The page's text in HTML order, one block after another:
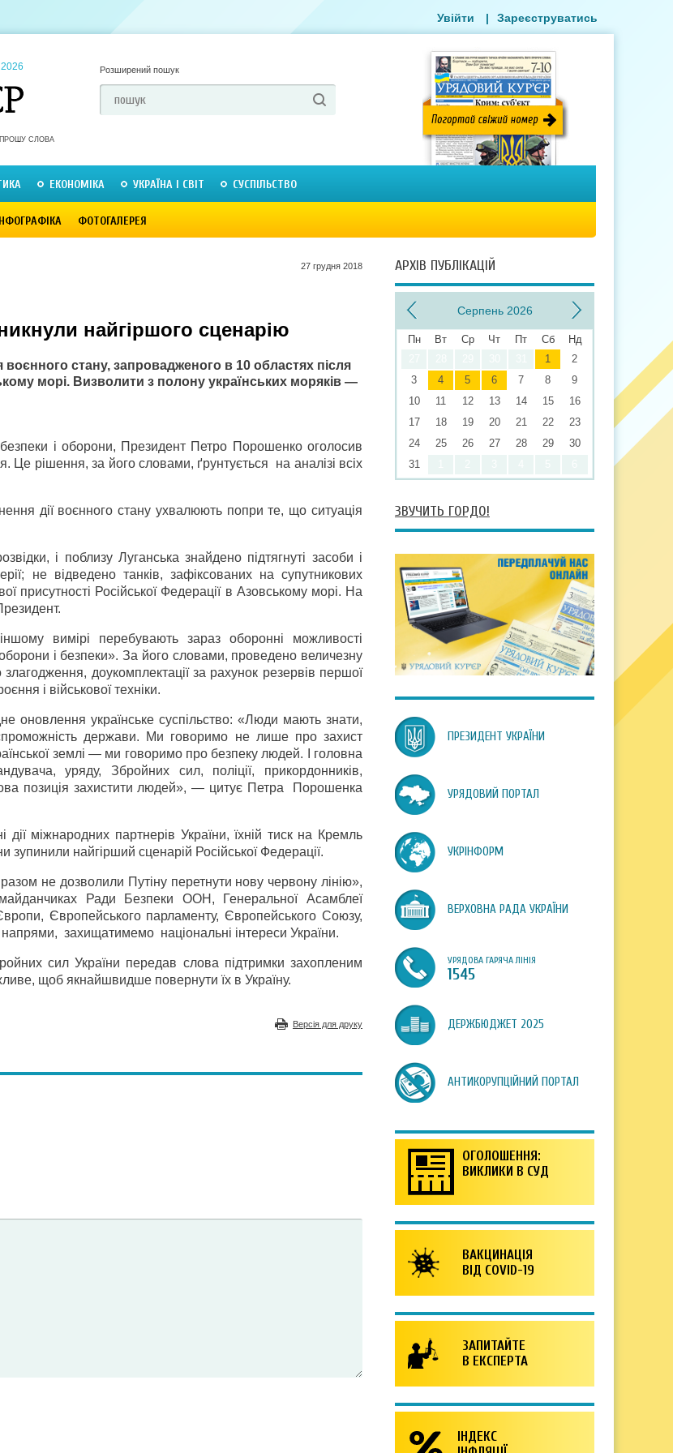
Розширений пошук
ПРОШУ СЛОВА
ЕКОНОМІКА УКРАЇНА І СВІТ СУСПІЛЬСТВО
ФОТОГАЛЕРЕЯ
Увійти | Зареєструватись
27 грудня 2018
найгіршого сценарію
воєнного стану, запровадженого в 10 областях після
морі. Визволити з полону українських моряків —
і оборони, Президент Петро Порошенко оголосив
Це рішення, за його словами, ґрунтується на аналізі всіх
дії воєнного стану ухвалюють попри те, що ситуація
і поблизу Луганська знайдено підтягнуті засоби і
не відведено танків, зафіксованих на супутникових
присутності Російської Федерації в Азовському морі. На
вимірі перебувають зараз оборонні можливості
і безпеки». За його словами, проведено величезну
доукомплектації за рахунок резервів першої
і військової техніки.
оновлення українське суспільство: «Люди мають знати,
держави. Ми говоримо не лише про захист
землі — ми говоримо про безпеку людей. І головна
уряду, Збройних сил, поліції, прикордонників,
позиція захистити людей», — цитує Петра Порошенка
міжнародних партнерів України, їхній тиск на Кремль
найгірший сценарій Російської Федерації.
не дозволили Путіну перетнути нову червону лінію»,
Ради Безпеки ООН, Генеральної Асамблеї
Європейського парламенту, Європейського Союзу,
напрями, захищатимемо національні інтереси України.
сил України передав слова підтримки захопленим
щоб якнайшвидше повернути їх в Україну.
Версія для друку
АРХІВ ПУБЛІКАЦІЙ
Серпень 2026
Пн Вт Ср Чт Пт Сб
Нд
1
2
3
4 5 6 7 8
9
10
11 12 13 14 15
16
17
18 19 20 21 22
23
24
25 26 27 28 29
30
31
ЗВУЧИТЬ ГОРДО!
ПРЕЗИДЕНТ УКРАЇНИ
УРЯДОВИЙ ПОРТАЛ
УКРІНФОРМ
ВЕРХОВНА РАДА УКРАЇНИ
УРЯДОВА ГАРЯЧА ЛІНІЯ
1545
ДЕРЖБЮДЖЕТ 2025
АНТИКОРУПЦІЙНИЙ ПОРТАЛ
ОГОЛОШЕННЯ:
ВИКЛИКИ В СУД
ВАКЦИНАЦІЯ
ВІД COVID-19
ЗАПИТАЙТЕ
В ЕКСПЕРТА
ІНДЕКС